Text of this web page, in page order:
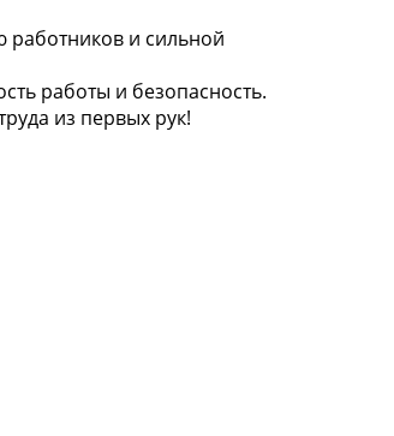
работников и сильной
работы и безопасность.
из первых рук!